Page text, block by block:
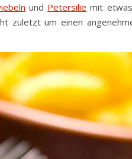
und Petersilie mit
zuletzt um einen